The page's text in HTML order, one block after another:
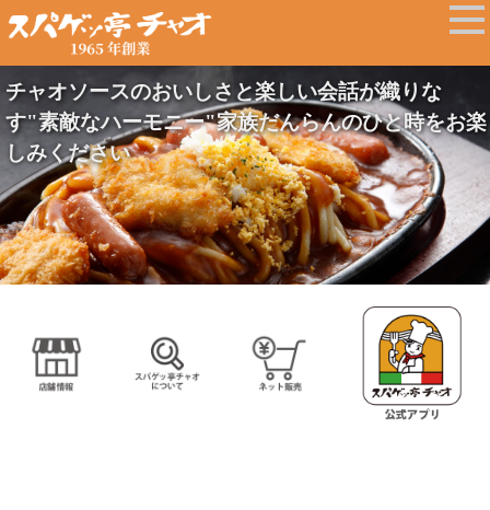
チャオソースのおいしさと楽しい会話が織りな
す"素敵なハーモニー"家族だんらんのひと時をお楽
しみください